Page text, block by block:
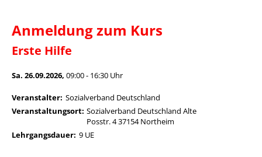
Anmeldung zum Kurs
Erste Hilfe
Sa. 26.09.2026, 09:00 - 16:30 Uhr
Veranstalter: Sozialverband Deutschland
Veranstaltungsort: Sozialverband Deutschland Alte
Posstr. 4 37154 Northeim
Lehrgangsdauer: 9 UE